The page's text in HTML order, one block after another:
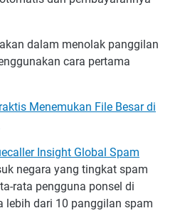
dalam menolak panggilan
cara pertama
Menemukan File Besar di
Insight Global Spam
negara yang tingkat spam
rata pengguna ponsel di
lebih dari 10 panggilan spam